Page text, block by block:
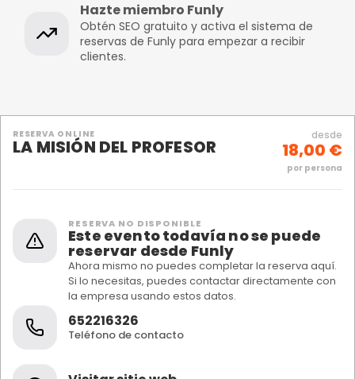
Hazte miembro Funly
Obtén SEO gratuito y activa el sistema de
reservas de Funly para empezar a recibir
clientes.
RESERVA ONLINE
LA MISIÓN DEL PROFESOR
desde
18,00 €
por persona
RESERVA NO DISPONIBLE
Este evento todavía no se puede
reservar desde Funly
Ahora mismo no puedes completar la reserva aquí.
Si lo necesitas, puedes contactar directamente con
la empresa usando estos datos.
652216326
Teléfono de contacto